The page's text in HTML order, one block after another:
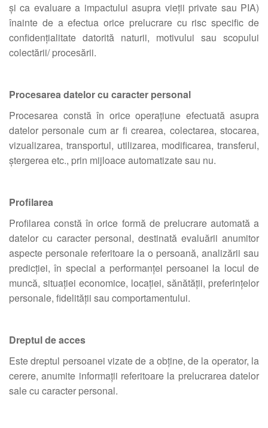
și ca evaluare a impactului asupra vieții private sau PIA)
înainte de a efectua orice prelucrare cu risc specific de
confidențialitate datorită naturii, motivului sau scopului
colectării/ procesării.
Procesarea datelor cu caracter personal
Procesarea constă în orice operațiune efectuată asupra
datelor personale cum ar fi crearea, colectarea, stocarea,
vizualizarea, transportul, utilizarea, modificarea, transferul,
ștergerea etc., prin mijloace automatizate sau nu.
Profilarea
Profilarea constă în orice formă de prelucrare automată a
datelor cu caracter personal, destinată evaluării anumitor
aspecte personale referitoare la o persoană, analizării sau
predicției, în special a performanței persoanei la locul de
muncă, situației economice, locației, sănătății, preferințelor
personale, fidelității sau comportamentului.
Dreptul de acces
Este dreptul persoanei vizate de a obține, de la operator, la
cerere, anumite informații referitoare la prelucrarea datelor
sale cu caracter personal.